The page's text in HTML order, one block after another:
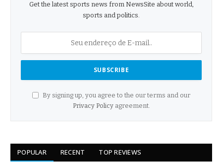
Get the latest sports news from NewsSite about world,
sports and politics.
By signing up, you agree to the our terms and our
Privacy Policyagreement.
POPULAR RECENT TOP REVIEWS